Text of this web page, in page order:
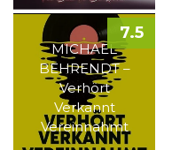
MICHAEL
BEHRENDT –
Verhört
Verkannt
Vereinnahmt
7.5